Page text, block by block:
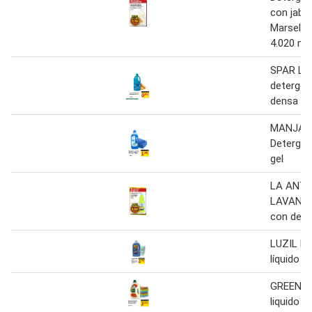
con
Marsella
4.020 ml
SPAR
densa 2
gel
LA
con
LUZIL
líquido
GREEN
liquido